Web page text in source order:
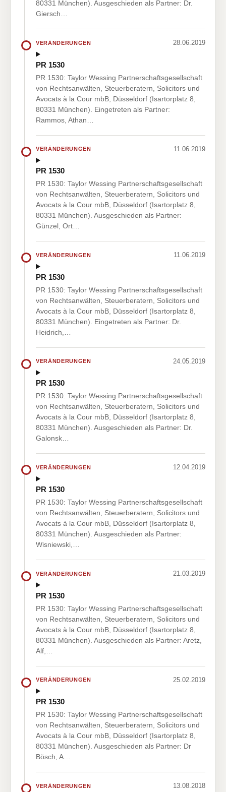
80331 München). Ausgeschieden als Partner: Dr.
Giersch…
VERÄNDERUNGEN 28.06.2019
PR 1530
PR 1530: Taylor Wessing Partnerschaftsgesellschaft
von Rechtsanwälten, Steuerberatern, Solicitors und
Avocats à la Cour mbB, Düsseldorf (Isartorplatz 8,
80331 München). Eingetreten als Partner:
Rammos, Athan…
VERÄNDERUNGEN 11.06.2019
PR 1530
PR 1530: Taylor Wessing Partnerschaftsgesellschaft
von Rechtsanwälten, Steuerberatern, Solicitors und
Avocats à la Cour mbB, Düsseldorf (Isartorplatz 8,
80331 München). Ausgeschieden als Partner:
Günzel, Ort…
VERÄNDERUNGEN 11.06.2019
PR 1530
PR 1530: Taylor Wessing Partnerschaftsgesellschaft
von Rechtsanwälten, Steuerberatern, Solicitors und
Avocats à la Cour mbB, Düsseldorf (Isartorplatz 8,
80331 München). Eingetreten als Partner: Dr.
Heidrich,…
VERÄNDERUNGEN 24.05.2019
PR 1530
PR 1530: Taylor Wessing Partnerschaftsgesellschaft
von Rechtsanwälten, Steuerberatern, Solicitors und
Avocats à la Cour mbB, Düsseldorf (Isartorplatz 8,
80331 München). Ausgeschieden als Partner: Dr.
Galonsk…
VERÄNDERUNGEN 12.04.2019
PR 1530
PR 1530: Taylor Wessing Partnerschaftsgesellschaft
von Rechtsanwälten, Steuerberatern, Solicitors und
Avocats à la Cour mbB, Düsseldorf (Isartorplatz 8,
80331 München). Ausgeschieden als Partner:
Wisniewski,…
VERÄNDERUNGEN 21.03.2019
PR 1530
PR 1530: Taylor Wessing Partnerschaftsgesellschaft
von Rechtsanwälten, Steuerberatern, Solicitors und
Avocats à la Cour mbB, Düsseldorf (Isartorplatz 8,
80331 München). Ausgeschieden als Partner: Aretz,
Alf,…
VERÄNDERUNGEN 25.02.2019
PR 1530
PR 1530: Taylor Wessing Partnerschaftsgesellschaft
von Rechtsanwälten, Steuerberatern, Solicitors und
Avocats à la Cour mbB, Düsseldorf (Isartorplatz 8,
80331 München). Ausgeschieden als Partner: Dr
Bösch, A…
VERÄNDERUNGEN 13.08.2018